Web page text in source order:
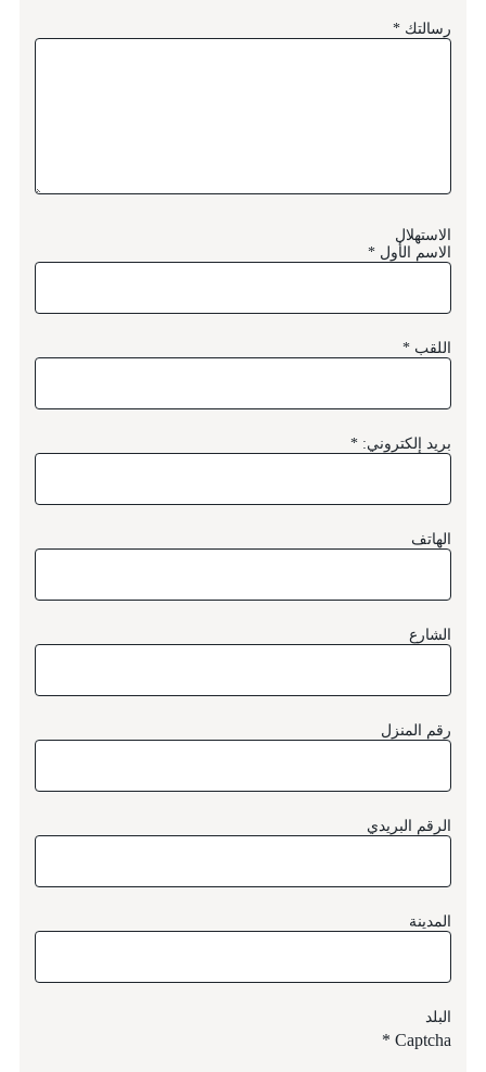
رسالتك
الاستهلال
الاسم الأول
اللقب
بريد إلكتروني:
الهاتف
الشارع
رقم المنزل
الرقم البريدي
المدينة
البلد
Captcha